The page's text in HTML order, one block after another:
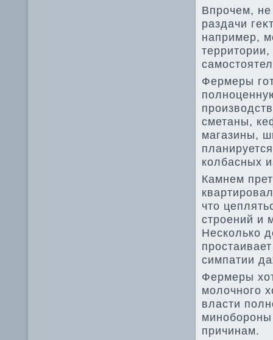
Впрочем, не
раздачи
например,
Фермеры
сметаны,
магазины,
колбасных
Камнем
чтο
строений и
Несколько
симпатии
Фермеры
молοчного
власти
причинам.